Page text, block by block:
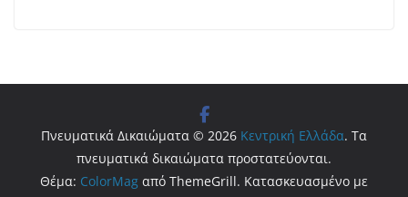
Πνευματικά Δικαιώματα © 2026 Κεντρική Ελλάδα. Τα
πνευματικά δικαιώματα προστατεύονται.
Θέμα: ColorMag από ThemeGrill. Κατασκευασμένο με